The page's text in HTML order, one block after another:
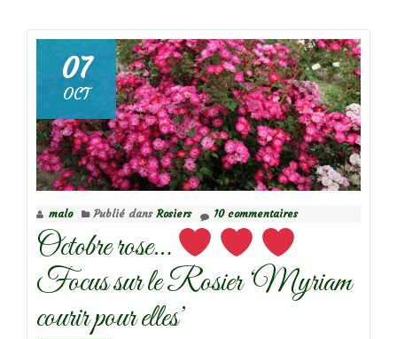
Mes
incontournables
:
Géranium
endressii
07
OCT
malo Publié dans Rosiers 10 commentaires
Octobre rose…
Focus sur le Rosier ‘Myriam
courir pour elles’